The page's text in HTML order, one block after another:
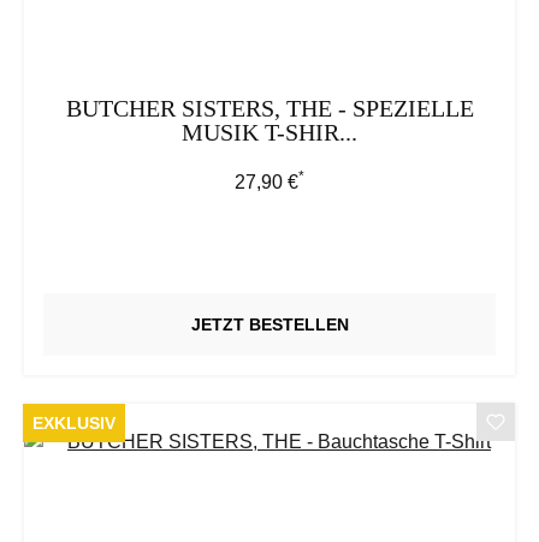
BUTCHER SISTERS, THE - SPEZIELLE
MUSIK T-SHIR...
Regulärer Preis:
27,90 €*
JETZT BESTELLEN
EXKLUSIV